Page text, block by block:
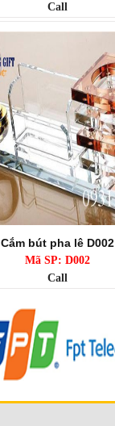
Call
Cắm bút pha lê D002
Mã SP: D002
Call